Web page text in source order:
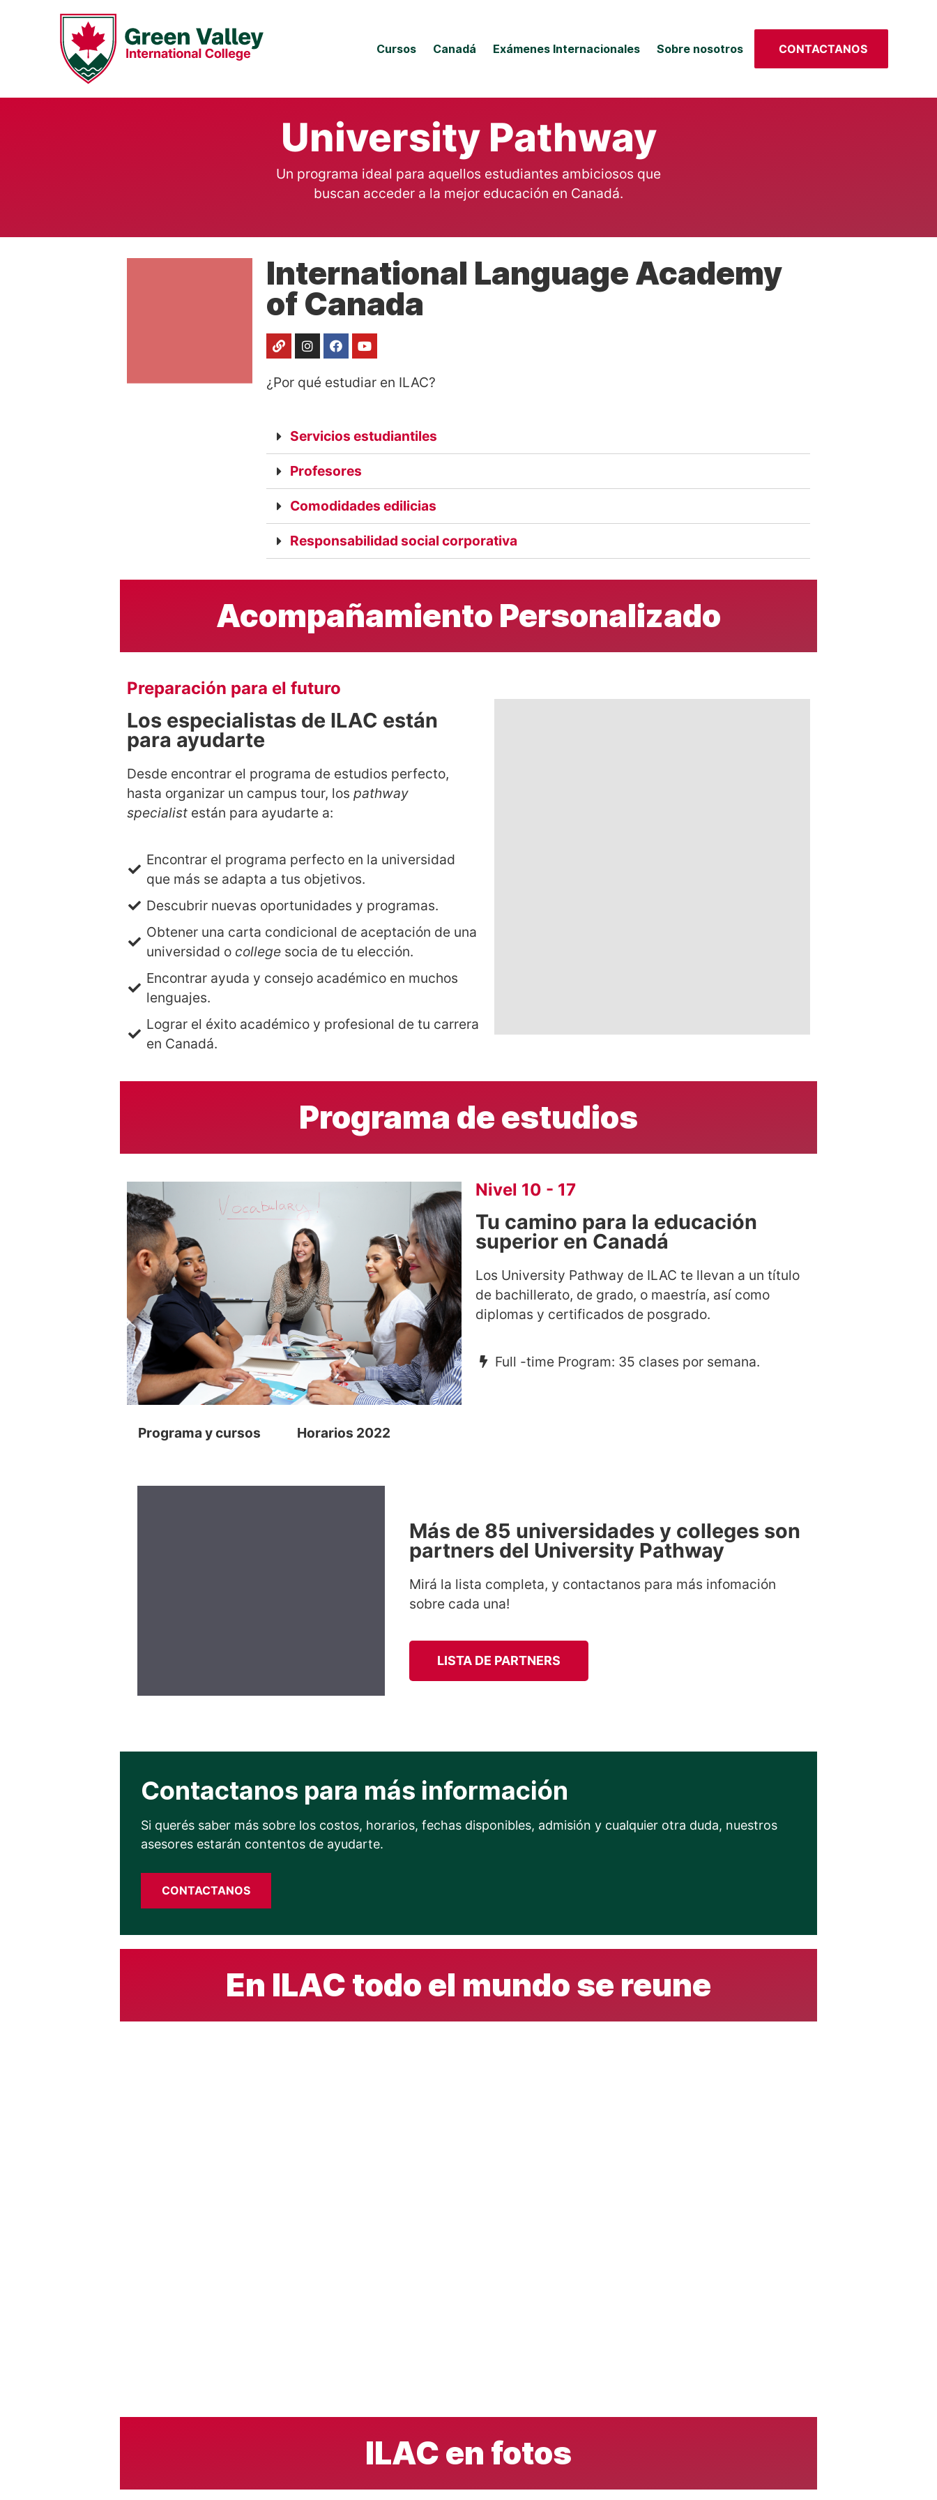
Cursos Canadá Exámenes Internacionales Sobre nosotros CONTACTANOS
University Pathway
Un programa ideal para aquellos estudiantes ambiciosos que
buscan acceder a la mejor educación en Canadá.
International Language Academy
of Canada
¿Por qué estudiar en ILAC?
Servicios estudiantiles
Profesores
Comodidades edilicias
Responsabilidad social corporativa
Acompañamiento Personalizado
Preparación para el futuro
Los especialistas de ILAC están
para ayudarte
Desde encontrar el programa de estudios perfecto,
hasta organizar un campus tour, los pathway
specialist están para ayudarte a:
Encontrar el programa perfecto en la universidad
que más se adapta a tus objetivos.
Descubrir nuevas oportunidades y programas.
Obtener una carta condicional de aceptación de una
universidad o collegesocia de tu elección.
Encontrar ayuda y consejo académico en muchos
lenguajes.
Lograr el éxito académico y profesional de tu carrera
en Canadá.
Programa de estudios
Nivel 10 - 17
Tu camino para la educación
superior en Canadá
Los University Pathway de ILAC te llevan a un título
de bachillerato, de grado, o maestría, así como
diplomas y certificados de posgrado.
Full -time Program: 35 clases por semana.
Programa y cursos Horarios 2022
Más de 85 universidades y colleges son
partners del University Pathway
Mirá la lista completa, y contactanos para más infomación
sobre cada una!
LISTA DE PARTNERS
Contactanos para más información
Si querés saber más sobre los costos, horarios, fechas disponibles, admisión y cualquier otra duda, nuestros
asesores estarán contentos de ayudarte.
CONTACTANOS
En ILAC todo el mundo se reune
ILAC en fotos